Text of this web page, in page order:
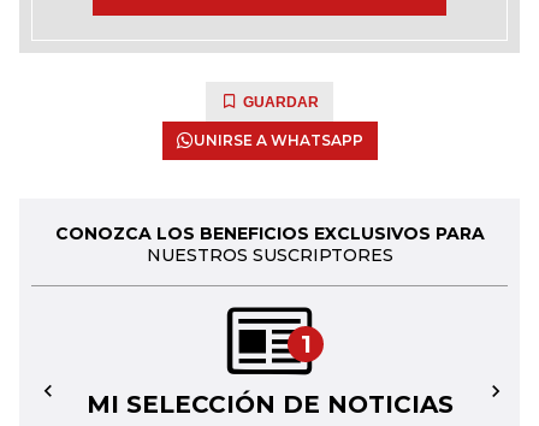
GUARDAR
UNIRSE A WHATSAPP
CONOZCA LOS BENEFICIOS EXCLUSIVOS PARA
NUESTROS SUSCRIPTORES
1
MI SELECCIÓN DE NOTICIAS
← →